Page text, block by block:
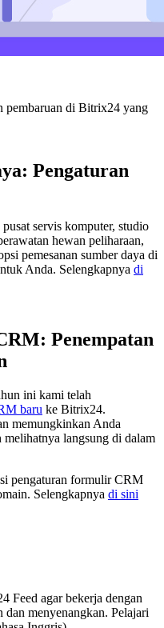
pembaruan di Bitrix24 yang
Pengaturan
servis komputer, studio
hewan peliharaan,
pemesanan sumber daya di
Anda. Selengkapnya di
Penempatan
ini kami telah
baru ke Bitrix24.
memungkinkan Anda
langsung di dalam
pengaturan formulir CRM
Selengkapnya di sini
Feed agar bekerja dengan
menyenangkan. Pelajari